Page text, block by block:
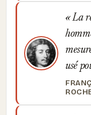
La
usé